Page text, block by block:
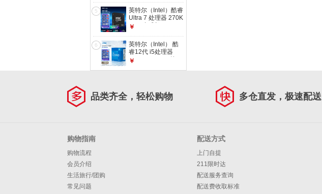
4.7Ghz 台式机CPU
畅玩三角洲行动/无
畏契约
5
英特尔（Intel）酷睿
Ultra 7 处理器 270K
Plus 台式机CPU 24
洲行动/无畏契约
【林树推荐】
￥
6
英特尔（Intel） 酷
睿12代 i5处理器
12400F CPU 6核12
￥
品类齐全，轻松购物 多仓直发，极速配送
购物指南
购物流程
会员介绍
生活旅行/团购
常见问题
配送方式
上门自提
211限时达
配送服务查询
配送费收取标准